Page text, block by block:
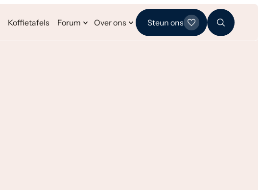
Koffietafels Forum Over ons Steun ons